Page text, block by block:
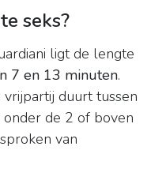
seks?
ligt de lengte
7 en 13 minuten.
duurt tussen
de 2 of boven
van